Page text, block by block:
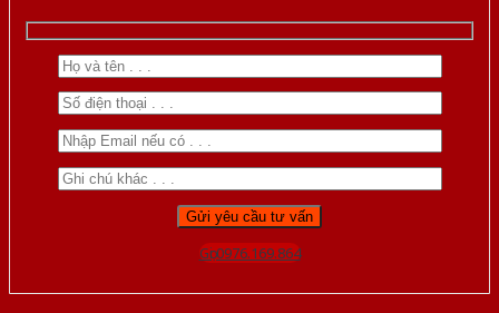
Gọi 0976.169.864